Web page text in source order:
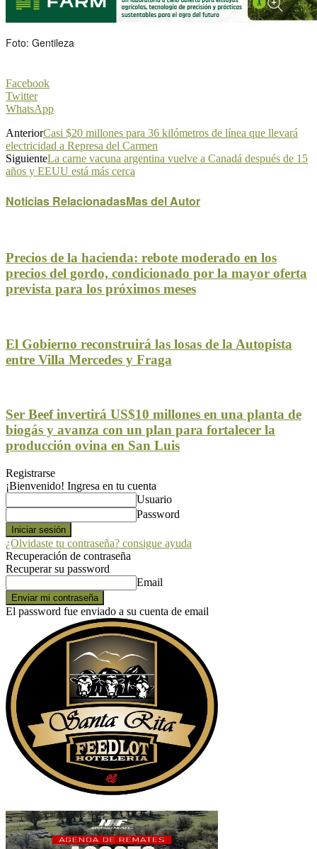
Foto: Gentileza
Facebook
Twitter
WhatsApp
AnteriorCasi $20 millones para 36 kilómetros de línea que llevará
electricidad a Represa del Carmen
SiguienteLa carne vacuna argentina vuelve a Canadá después de 15
años y EEUU está más cerca
Noticias RelacionadasMas del Autor
Precios de la hacienda: rebote moderado en los
precios del gordo, condicionado por la mayor oferta
prevista para los próximos meses
El Gobierno reconstruirá las losas de la Autopista
entre Villa Mercedes y Fraga
Ser Beef invertirá US$10 millones en una planta de
biogás y avanza con un plan para fortalecer la
producción ovina en San Luis
Registrarse
¡Bienvenido! Ingresa en tu cuenta
Usuario
Password
¿Olvidaste tu contraseña? consigue ayuda
Recuperación de contraseña
Recuperar su password
Email
El password fue enviado a su cuenta de email